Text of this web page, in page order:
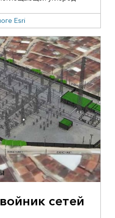
Esri
сетей